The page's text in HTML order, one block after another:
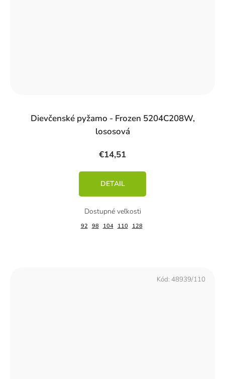
Dievčenské pyžamo - Frozen 5204C208W,
lososová
€14,51
DETAIL
92 98 104 110 128
Kód: 48939/110